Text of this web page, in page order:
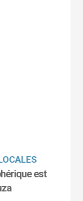
est